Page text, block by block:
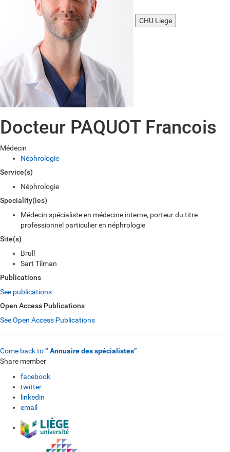
CHU Liege
Docteur PAQUOT Francois
Médecin
Néphrologie
Service(s)
Néphrologie
Speciality(ies)
Médecin spécialiste en médecine interne, porteur du titre
professionnel particulier en néphrologie
Site(s)
Brull
Sart Tilman
Publications
See publications
Open Access Publications
See Open Access Publications
Come back to“ Annuaire des spécialistes”
Share member
facebook
twitter
linkedin
email